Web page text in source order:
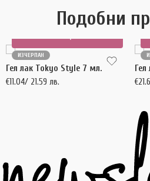
Подобни
ИЗЧЕРПАН
Още
Гел лак Tokyo Style 7 мл.
€11.04/ 21.59 лв. €